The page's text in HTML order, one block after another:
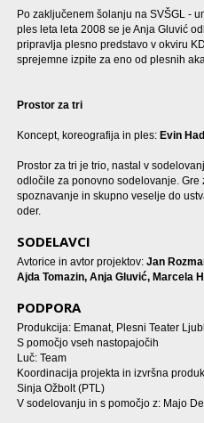
Po zaključenem šolanju na SVŠGL -
ples leta leta 2008 se je Anja Gluvić
pripravlja plesno predstavo v okviru
sprejemne izpite za eno od plesnih
Prostor za tri
Koncept, koreografija in ples: Evin
Prostor za tri je trio, nastal v
odločile za ponovno sodelovanje.
spoznavanje in skupno veselje do
oder.
SODELAVCI
Avtorice in avtor projektov: Jan
Ajda Tomazin, Anja Gluvić, Marcela
PODPORA
Produkcija: Emanat, Plesni Teater
S pomočjo vseh nastopajočih
Luč: Team
Koordinacija projekta in izvršna
Sinja Ožbolt (PTL)
V sodelovanju in s pomočjo z: Majo